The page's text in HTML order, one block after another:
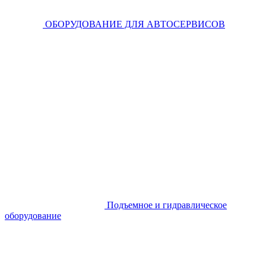
ОБОРУДОВАНИЕ ДЛЯ АВТОСЕРВИСОВ
Подъемное и гидравлическое
оборудование